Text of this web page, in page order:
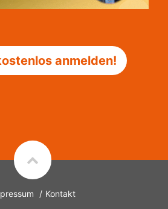
anmelden!
Kontakt